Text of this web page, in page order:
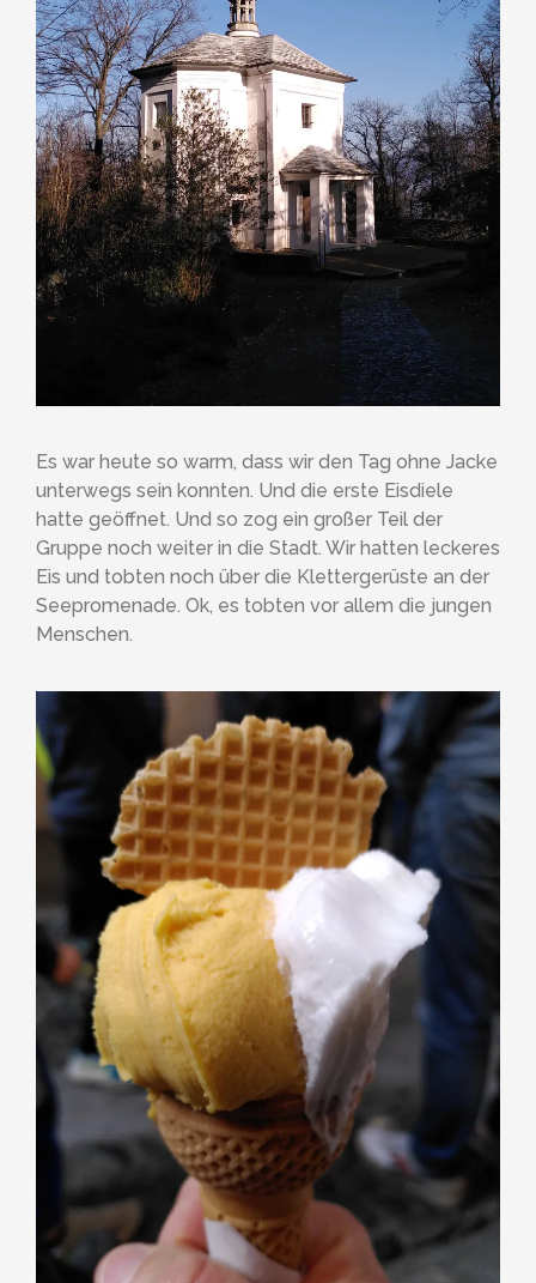
Es war heute so warm, dass wir den Tag ohne Jacke
unterwegs sein konnten. Und die erste Eisdiele
hatte geöffnet. Und so zog ein großer Teil der
Gruppe noch weiter in die Stadt. Wir hatten leckeres
Eis und tobten noch über die Klettergerüste an der
Seepromenade. Ok, es tobten vor allem die jungen
Menschen.